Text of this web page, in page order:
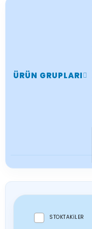
ÜRÜN GRUPLARI
STOKTAKILER